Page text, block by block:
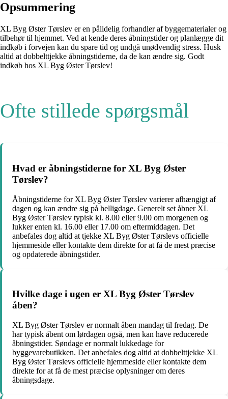
Opsummering
XL Byg Øster Tørslev er en pålidelig forhandler af byggematerialer og
tilbehør til hjemmet. Ved at kende deres åbningstider og planlægge dit
indkøb i forvejen kan du spare tid og undgå unødvendig stress. Husk
altid at dobbelttjekke åbningstiderne, da de kan ændre sig. Godt
indkøb hos XL Byg Øster Tørslev!
Ofte stillede spørgsmål
Hvad er åbningstiderne for XL Byg Øster
Tørslev?
Åbningstiderne for XL Byg Øster Tørslev varierer afhængigt af
dagen og kan ændre sig på helligdage. Generelt set åbner XL
Byg Øster Tørslev typisk kl. 8.00 eller 9.00 om morgenen og
lukker enten kl. 16.00 eller 17.00 om eftermiddagen. Det
anbefales dog altid at tjekke XL Byg Øster Tørslevs officielle
hjemmeside eller kontakte dem direkte for at få de mest præcise
og opdaterede åbningstider.
Hvilke dage i ugen er XL Byg Øster Tørslev
åben?
XL Byg Øster Tørslev er normalt åben mandag til fredag. De
har typisk åbent om lørdagen også, men kan have reducerede
åbningstider. Søndage er normalt lukkedage for
byggevarebutikken. Det anbefales dog altid at dobbelttjekke XL
Byg Øster Tørslevs officielle hjemmeside eller kontakte dem
direkte for at få de mest præcise oplysninger om deres
åbningsdage.